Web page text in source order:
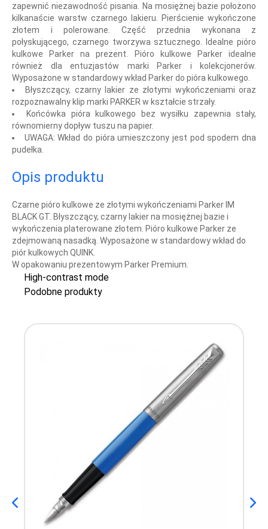
zapewnić niezawodność pisania. Na mosiężnej bazie położono
kilkanaście warstw czarnego lakieru. Pierścienie wykończone
złotem i polerowane. Część przednia wykonana z
połyskującego, czarnego tworzywa sztucznego. Idealne pióro
kulkowe Parker na prezent. Pióro kulkowe Parker idealne
również dla entuzjastów marki Parker i kolekcjonerów.
Wyposażone w standardowy wkład Parker do pióra kulkowego.
Błyszczący, czarny lakier ze złotymi wykończeniami oraz
rozpoznawalny klip marki PARKER w kształcie strzały.
Końcówka pióra kulkowego bez wysiłku zapewnia stały,
równomierny dopływ tuszu na papier.
UWAGA: Wkład do pióra umieszczony jest pod spodem dna
pudełka.
Opis produktu
Czarne pióro kulkowe ze złotymi wykończeniami Parker IM
BLACK GT. Błyszczący, czarny lakier na mosiężnej bazie i
wykończenia platerowane złotem. Pióro kulkowe Parker ze
zdejmowaną nasadką. Wyposażone w standardowy wkład do
piór kulkowych QUINK.
W opakowaniu prezentowym Parker Premium.
High-contrast mode
Podobne produkty